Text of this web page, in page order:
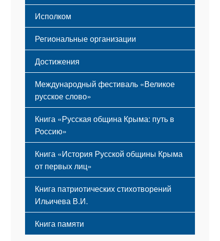
Исполком
Региональные организации
Достижения
Международный фестиваль «Великое
русское слово»
Книга «Русская община Крыма: путь в
Россию»
Книга «История Русской общины Крыма
от первых лиц»
Книга патриотических стихотворений
Ильичева В.И.
Книга памяти